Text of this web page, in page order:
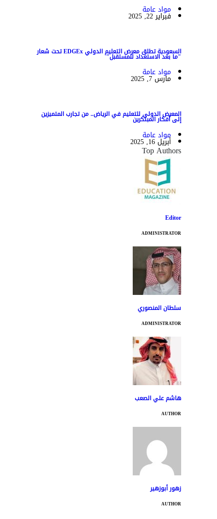
مواد عامة
فبراير 22, 2025
السعودية تطلق معرض التعليم الدولي EDGEx تحت شعار "ما بعد الاستعداد للمستقبل"
مواد عامة
مارس 7, 2025
المعرض الدولي للتعليم في الرياض.. من تجارب المتميزين
إلى أفكار المبتكرين
مواد عامة
أبريل 16, 2025
Top Authors
Editor
ADMINISTRATOR
سلطان المنصوري
ADMINISTRATOR
هاشم علي الصعب
AUTHOR
زهور أبوزهير
AUTHOR